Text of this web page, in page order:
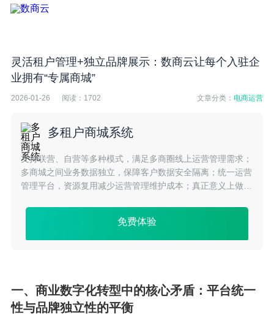
灵活租户管理+独立品牌展示：数商云让每个入驻企
业拥有“专属商城”
2026-01-26 阅读： 1702 文章分类：电商运营
多租户商城系统
支持联营、自营等多种模式，满足多商圈线上运营管理需求；
多商城之间业务数据独立，保障客户数据安全隔离；统一运营
管理平台，资源复用减少运营管理维护成本；真正意义上做到
用架构。
免费体验
一、商业数字化转型中的核心矛盾：平台统一
性与品牌独立性的平衡